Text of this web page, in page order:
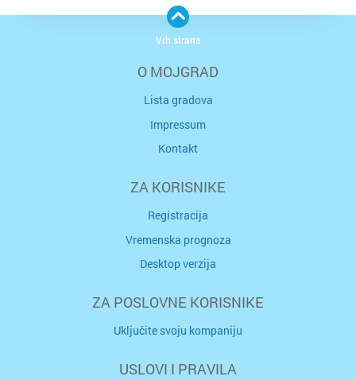
O MOJGRAD
Lista gradova
Impressum
Kontakt
ZA KORISNIKE
Registracija
Vremenska prognoza
Desktop verzija
ZA POSLOVNE KORISNIKE
Uključite svoju kompaniju
USLOVI I PRAVILA
Vrh strane